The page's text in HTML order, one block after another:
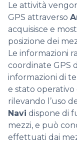
Le attività
GPS attraverso
acquisisce e
posizione dei
Le informazioni
coordinate GPS
informazioni di
e stato
rilevando l’uso
Navi dispone di
mezzi, e può
effettuati dai